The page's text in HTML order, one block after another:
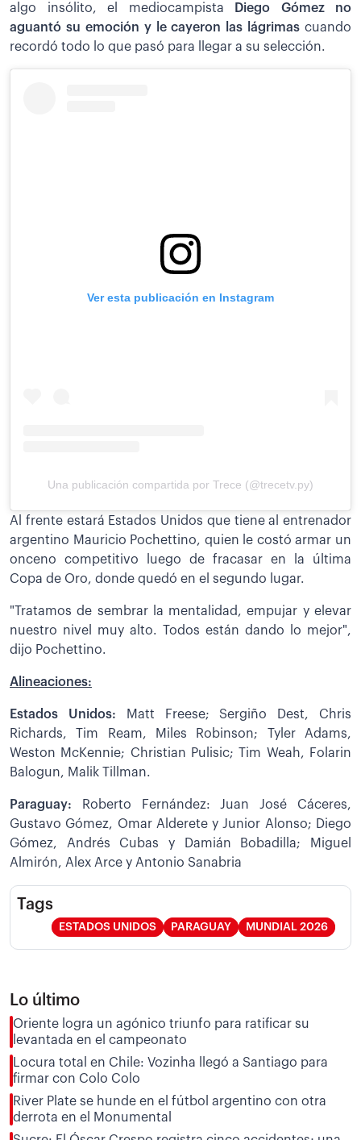
algo insólito, el mediocampista
Diego Gómez no
aguantó su emoción y le cayeron las lágrimas cuando
recordó todo lo que pasó para llegar a su selección.
Ver esta publicación en Instagram
Una publicación compartida por Trece (@trecetv.py)
Al frente estará Estados Unidos que tiene al entrenador
argentino Mauricio Pochettino, quien le costó armar un
onceno competitivo luego de fracasar en la última
Copa de Oro, donde quedó en el segundo lugar.
"Tratamos de sembrar la mentalidad, empujar y elevar
nuestro nivel muy alto. Todos están dando lo mejor",
dijo Pochettino.
Alineaciones:
Estados Unidos: Matt Freese; Sergiño Dest, Chris
Richards, Tim Ream, Miles Robinson; Tyler Adams,
Weston McKennie; Christian Pulisic; Tim Weah, Folarin
Balogun, Malik Tillman.
Paraguay:
Roberto Fernández: Juan José Cáceres,
Gustavo Gómez, Omar Alderete y Junior Alonso; Diego
Gómez, Andrés Cubas y Damián Bobadilla; Miguel
Almirón, Alex Arce y Antonio Sanabria
Tags
ESTADOS UNIDOS PARAGUAY MUNDIAL 2026
Lo último
Oriente logra un agónico triunfo para ratificar su
levantada en el campeonato
Locura total en Chile: Vozinha llegó a Santiago para
firmar con Colo Colo
River Plate se hunde en el fútbol argentino con otra
derrota en el Monumental